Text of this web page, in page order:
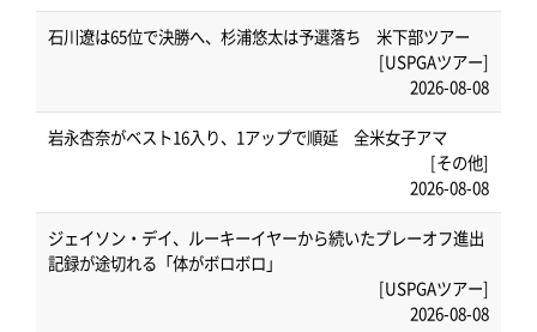
石川遼は65位で決勝へ、杉浦悠太は予選落ち 米下部ツアー
[USPGAツアー]
2026-08-08
岩永杏奈がベスト16入り、1アップで順延 全米女子アマ
[その他]
2026-08-08
ジェイソン・デイ、ルーキーイヤーから続いたプレーオフ進出
記録が途切れる「体がボロボロ」
[USPGAツアー]
2026-08-08